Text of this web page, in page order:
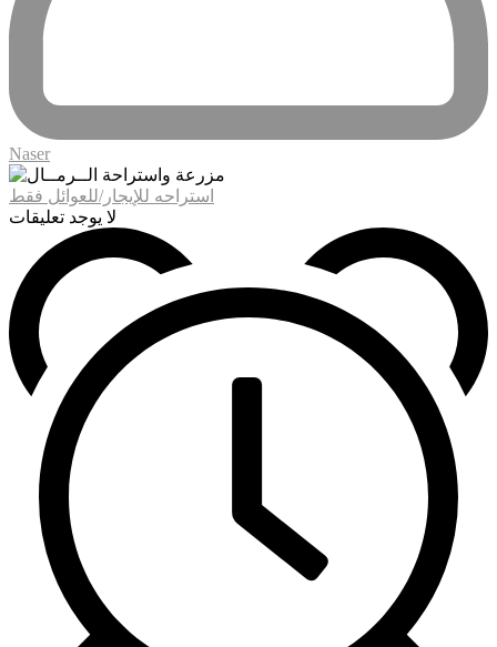
Naser
استراحه للإيجار/للعوائل فقط
لا يوجد تعليقات